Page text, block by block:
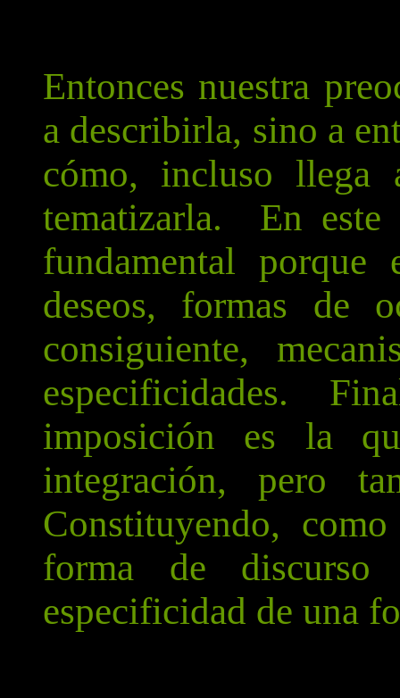
Entonces nuestra
a describirla, sino a
cómo, incluso llega
tematizarla. En este
fundamental
deseos, formas de
consiguiente,
especificidades.
imposición es la
integración, pero
Constituyendo,
forma de
especificidad de una